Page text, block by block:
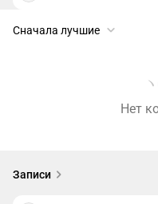
Сначала лучшие
Нет
Записи